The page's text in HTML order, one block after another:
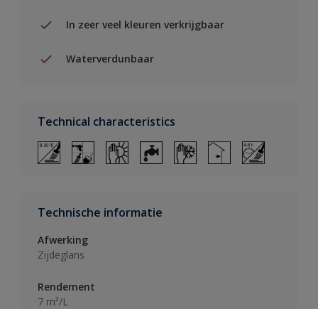
In zeer veel kleuren verkrijgbaar
Waterverdunbaar
Technical characteristics
Technische informatie
Afwerking
Zijdeglans
Rendement
7 m²/L